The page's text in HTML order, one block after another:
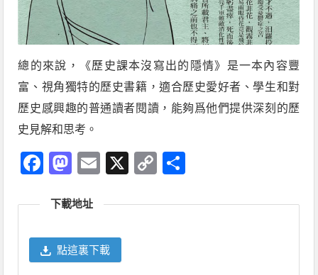
總的來說，《歷史課本沒寫出的隱情》是一本內容豐
富、視角獨特的歷史書籍，適合歷史愛好者、學生和對
歷史感興趣的普通讀者閱讀，能夠爲他們提供深刻的歷
史見解和思考。
Facebook
Mastodon
Email
X
Copy
下載地址
點這裏下載